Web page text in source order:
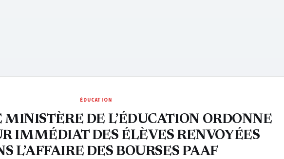
ÉDUCATION
MINISTÈRE DE L’ÉDUCATION ORDONNE
IMMÉDIAT DES ÉLÈVES RENVOYÉES
L’AFFAIRE DES BOURSES PAAF